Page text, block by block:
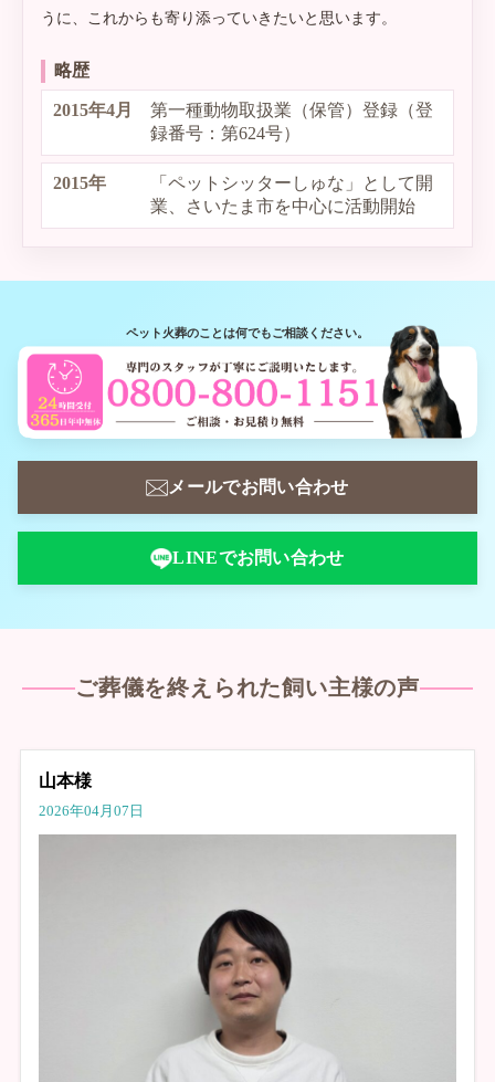
うに、これからも寄り添っていきたいと思います。
略歴
2015年4月
第一種動物取扱業（保管）登録（登
録番号：第624号）
2015年
「ペットシッターしゅな」として開
業、さいたま市を中心に活動開始
ペット火葬のことは何でもご相談ください。
メールでお問い合わせ
LINEでお問い合わせ
ご葬儀を終えられた飼い主様の声
山本様
2026年04月07日